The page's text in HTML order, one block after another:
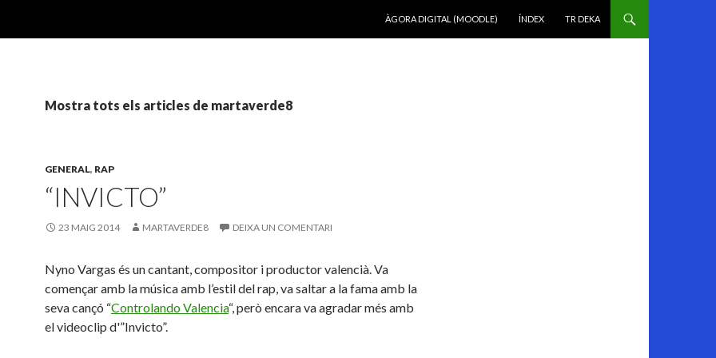
ÀGORA DIGITAL (MOODLE)
ÍNDEX TR DEKA
Mostra tots els articles de martaverde8
GENERAL, RAP
“INVICTO”
23 MAIG 2014 MARTAVERDE8 DEIXA UN COMENTARI
Nyno Vargas és un cantant, compositor i productor valencià. Va
començar amb la música amb l’estil del rap, va saltar a la fama amb la
seva cançó “Controlando Valencia“, però encara va agradar més amb
el videoclip d'”Invicto”.